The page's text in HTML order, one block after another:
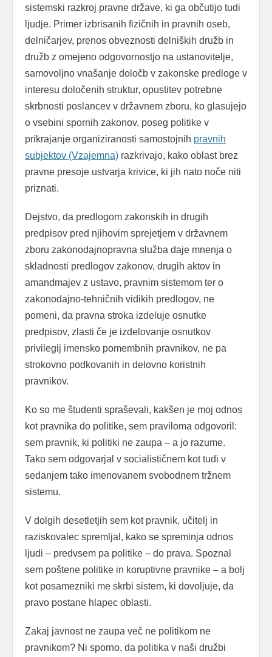
sistemski razkroj pravne države, ki ga občutijo tudi
ljudje. Primer izbrisanih fizičnih in pravnih oseb,
delničarjev, prenos obveznosti delniških družb in
družb z omejeno odgovornostjo na ustanovitelje,
samovoljno vnašanje določb v zakonske predloge v
interesu določenih struktur, opustitev potrebne
skrbnosti poslancev v državnem zboru, ko glasujejo
o vsebini spornih zakonov, poseg politike v
prikrajanje organiziranosti samostojnih pravnih
subjektov (Vzajemna) razkrivajo, kako oblast brez
pravne presoje ustvarja krivice, ki jih nato noče niti
priznati.
Dejstvo, da predlogom zakonskih in drugih
predpisov pred njihovim sprejetjem v državnem
zboru zakonodajnopravna služba daje mnenja o
skladnosti predlogov zakonov, drugih aktov in
amandmajev z ustavo, pravnim sistemom ter o
zakonodajno-tehničnih vidikih predlogov, ne
pomeni, da pravna stroka izdeluje osnutke
predpisov, zlasti če je izdelovanje osnutkov
privilegij imensko pomembnih pravnikov, ne pa
strokovno podkovanih in delovno koristnih
pravnikov.
Ko so me študenti spraševali, kakšen je moj odnos
kot pravnika do politike, sem praviloma odgovoril:
sem pravnik, ki politiki ne zaupa – a jo razume.
Tako sem odgovarjal v socialističnem kot tudi v
sedanjem tako imenovanem svobodnem tržnem
sistemu.
V dolgih desetletjih sem kot pravnik, učitelj in
raziskovalec spremljal, kako se spreminja odnos
ljudi – predvsem pa politike – do prava. Spoznal
sem poštene politike in koruptivne pravnike – a bolj
kot posamezniki me skrbi sistem, ki dovoljuje, da
pravo postane hlapec oblasti.
Zakaj javnost ne zaupa več ne politikom ne
pravnikom? Ni sporno, da politika v naši družbi